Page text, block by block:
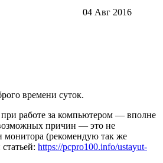
04 Авг 2016
времени суток.
при работе за компьютером — вполне
причин — это не
монитора (рекомендую так же
https://pcpro100.info/ustayut-